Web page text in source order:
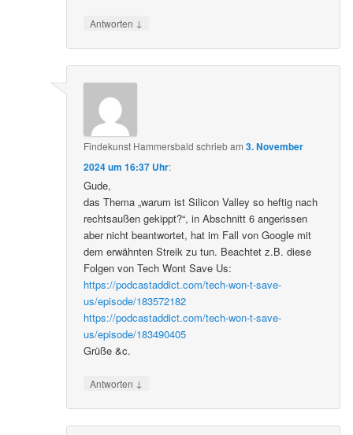
Antworten ↓
Findekunst Hammersbald schriebam3. November
2024 um 16:37 Uhr:
Gude,
das Thema „warum ist Silicon Valley so heftig nach
rechtsaußen gekippt?“, in Abschnitt 6 angerissen
aber nicht beantwortet, hat im Fall von Google mit
dem erwähnten Streik zu tun. Beachtet z.B. diese
Folgen von Tech Wont Save Us:
https://podcastaddict.com/tech-won-t-save-
us/episode/183572182
https://podcastaddict.com/tech-won-t-save-
us/episode/183490405
Grüße &c.
Antworten ↓